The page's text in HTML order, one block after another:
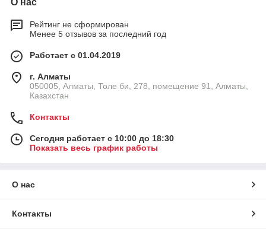
Рейтинг не сформирован
Менее 5 отзывов за последний год
Работает с 01.04.2019
г. Алматы
050005, Алматы, Толе би, 278, помещение 91, Алматы,
Казахстан
Контакты
Сегодня работает с 10:00 до 18:30
Показать весь график работы
О нас
Контакты